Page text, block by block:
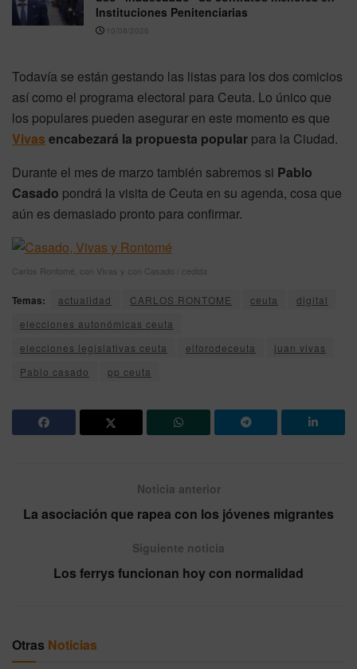
Instituciones Penitenciarias
10/08/2026
Todavía se están gestando las listas para los dos comicios
así como el programa electoral para Ceuta. Lo único que
los populares pueden asegurar en este momento es que
Vivas encabezará la propuesta popular para la Ciudad.
Durante el mes de marzo también sabremos si Pablo
Casado pondrá la visita de Ceuta en su agenda, cosa que
aún es demasiado pronto para confirmar.
Carlos Rontomé, con Vivas y con Casado / cedida
Temas: actualidad CARLOS RONTOME ceuta
digital
elecciones autonómicas ceuta
elecciones legislativas ceuta
elforodeceuta
juan vivas
Pablo casado
pp ceuta
Noticia anterior
La asociación que rapea con los jóvenes migrantes
Siguiente noticia
Los ferrys funcionan hoy con normalidad
Otras Noticias